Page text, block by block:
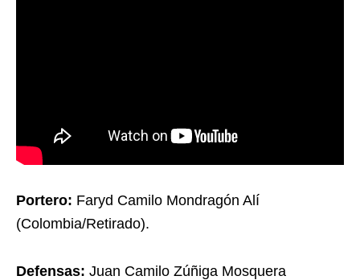
Portero: Faryd Camilo Mondragón Alí
(Colombia/Retirado).
Defensas: Juan Camilo Zúñiga Mosquera